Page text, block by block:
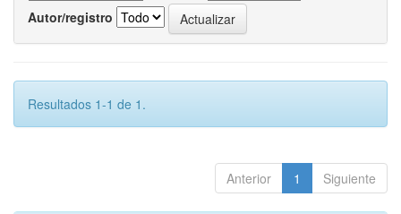
Autor/registro
Resultados 1-1 de 1.
Anterior 1 Siguiente